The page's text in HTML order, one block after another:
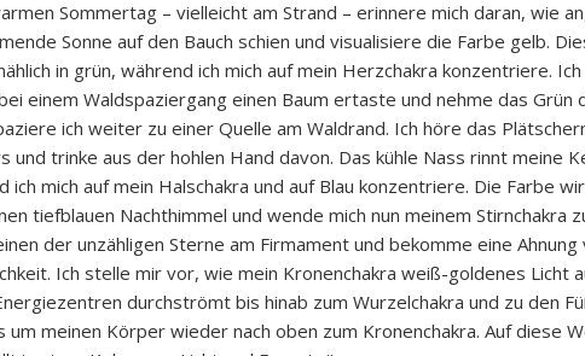
Sommertag – vielleicht am Strand – erinnere mich daran, wie
Sonne auf den Bauch schien und visualisiere die Farbe gelb.
in grün, während ich mich auf mein Herzchakra konzentriere.
einem Waldspaziergang einen Baum ertaste und nehme das Grün
ich weiter zu einer Quelle am Waldrand. Ich höre das
und trinke aus der hohlen Hand davon. Das kühle Nass rinnt meine
ich mich auf mein Halschakra und auf Blau konzentriere. Die Farbe
tiefblauen Nachthimmel und wende mich nun meinem Stirnchakra
der unzähligen Sterne am Firmament und bekomme eine
Ich stelle mir vor, wie mein Kronenchakra weiß-goldenes Licht
durchströmt bis hinab zum Wurzelchakra und zu den
um meinen Körper wieder nach oben zum Kronenchakra. Auf diese